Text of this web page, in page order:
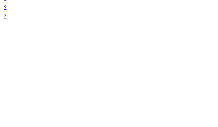
по
записям
Навигация
по
‹
›